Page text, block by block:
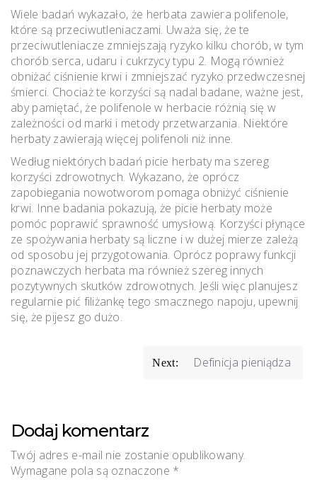
Wiele badań wykazało, że herbata zawiera polifenole,
które są przeciwutleniaczami. Uważa się, że te
przeciwutleniacze zmniejszają ryzyko kilku chorób, w tym
chorób serca, udaru i cukrzycy typu 2. Mogą również
obniżać ciśnienie krwi i zmniejszać ryzyko przedwczesnej
śmierci. Chociaż te korzyści są nadal badane, ważne jest,
aby pamiętać, że polifenole w herbacie różnią się w
zależności od marki i metody przetwarzania. Niektóre
herbaty zawierają więcej polifenoli niż inne.
Według niektórych badań picie herbaty ma szereg
korzyści zdrowotnych. Wykazano, że oprócz
zapobiegania nowotworom pomaga obniżyć ciśnienie
krwi. Inne badania pokazują, że picie herbaty może
pomóc poprawić sprawność umysłową. Korzyści płynące
ze spożywania herbaty są liczne i w dużej mierze zależą
od sposobu jej przygotowania. Oprócz poprawy funkcji
poznawczych herbata ma również szereg innych
pozytywnych skutków zdrowotnych. Jeśli więc planujesz
regularnie pić filiżankę tego smacznego napoju, upewnij
się, że pijesz go dużo.
Next: Definicja pieniądza
Dodaj komentarz
Twój adres e-mail nie zostanie opublikowany.
Wymagane pola są oznaczone *